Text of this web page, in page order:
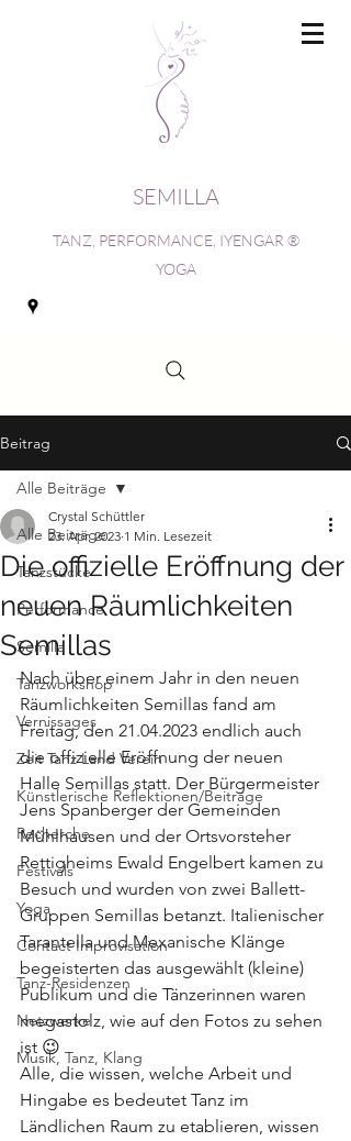
SEMILLA
TANZ, PERFORMANCE, IYENGAR ®
YOGA
Beitrag
Alle Beiträge
Tanzstücke
Performance
Semilla
Tanzworkshop
Vernissages
Zeit Tanz Land Verein
Künstlerische Reflektionen/Beiträge
Recherche
Festivals
Yoga
Contact Improvisation
Tanz-Residenzen
Netzwerke
Musik, Tanz, Klang
Alle Beiträge
Die offizielle Eröffnung der
neuen Räumlichkeiten
Semillas
Crystal Schüttler
23. Apr. 2023 1 Min. Lesezeit
Nach über einem Jahr in den neuen
Räumlichkeiten Semillas fand am
Freitag, den 21.04.2023 endlich auch
die offizielle Eröffnung der neuen
Halle Semillas statt. Der Bürgermeister
Jens Spanberger der Gemeinden
Mühlhausen und der Ortsvorsteher
Rettigheims Ewald Engelbert kamen zu
Besuch und wurden von zwei Ballett-
Gruppen Semillas betanzt. Italienischer
Tarantella und Mexanische Klänge
begeisterten das ausgewählt (kleine)
Publikum und die Tänzerinnen waren
megastolz, wie auf den Fotos zu sehen
ist 😉
Alle, die wissen, welche Arbeit und
Hingabe es bedeutet Tanz im
Ländlichen Raum zu etablieren, wissen